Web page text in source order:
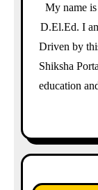
g
a
t
n
My name
D.El.Ed. I
Driven by
Shiksha
education